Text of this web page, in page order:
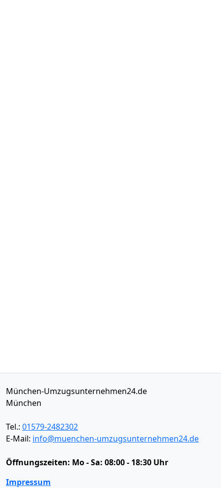
München-Umzugsunternehmen24.de
München
Tel.: 01579-2482302
E-Mail: info@muenchen-umzugsunternehmen24.de
Öffnungszeiten: Mo - Sa: 08:00 - 18:30 Uhr
Impressum